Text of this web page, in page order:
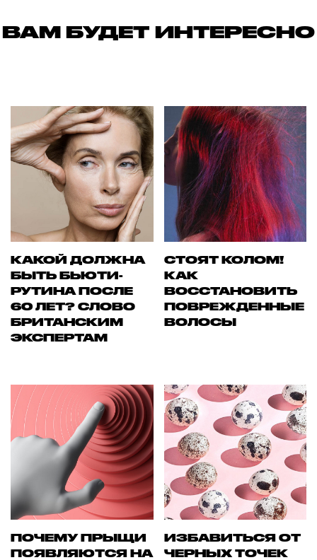
ВАМ БУДЕТ ИНТЕРЕСНО
КАКОЙ ДОЛЖНА
БЫТЬ БЬЮТИ-
РУТИНА ПОСЛЕ
60 ЛЕТ? СЛОВО
БРИТАНСКИМ
ЭКСПЕРТАМ
СТОЯТ КОЛОМ!
КАК
ВОССТАНОВИТЬ
ПОВРЕЖДЕННЫЕ
ВОЛОСЫ
ПОЧЕМУ ПРЫЩИ
ПОЯВЛЯЮТСЯ НА
ИЗБАВИТЬСЯ ОТ
ЧЕРНЫХ ТОЧЕК